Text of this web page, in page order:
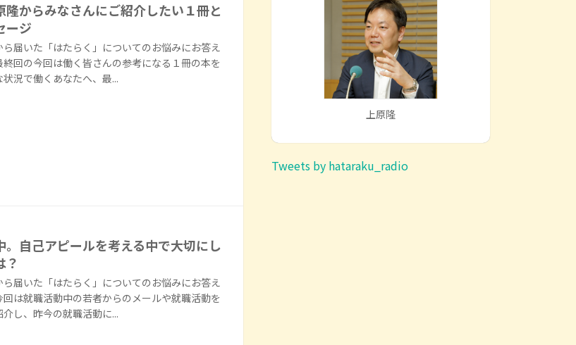
隆からみなさんにご紹介したい１冊と
ージ
ら届いた「はたらく」についてのお悩みにお答え
終回の今回は働く皆さんの参考になる１冊の本を
況で働くあなたへ、最...
。自己アピールを考える中で大切にし
？
ら届いた「はたらく」についてのお悩みにお答え
回は就職活動中の若者からのメールや就職活動を
し、昨今の就職活動に...
上原隆
Tweets by hataraku_radio